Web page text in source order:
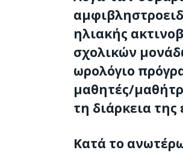
ηλιακής
σχολικών
ωρολόγιο
μαθητές/
τη διάρκεια της
Κατά το